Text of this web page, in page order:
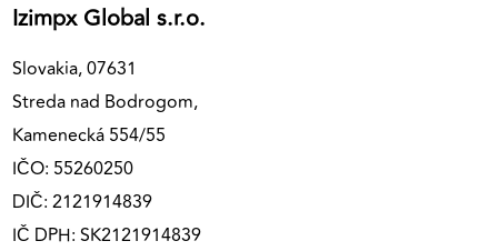
Izimpx Global s.r.o.
Slovakia, 07631
Streda nad Bodrogom,
Kamenecká 554/55
IČO: 55260250
DIČ: 2121914839
IČ DPH: SK2121914839
Poskytovateľ: